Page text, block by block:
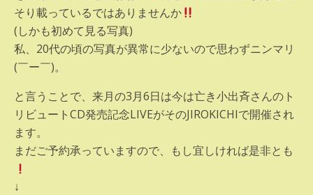
そり載っているではありませんか
(しかも初めて見る写真)
私、20代の頃の写真が異常に少ないので思わずニンマリ
(￣ー￣)。
と言うことで、来月の3月6日は今は亡き小出斉さんのト
リビュートCD発売記念LIVEがそのJIROKICHIで開催され
ます。
まだご予約承っていますので、もし宜しければ是非とも
↓